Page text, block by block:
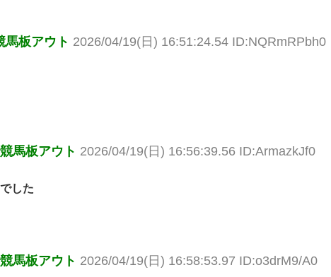
馬板アウト 2026/04/19(日) 16:51:24.54 ID:NQRmRPbh0
馬板アウト 2026/04/19(日) 16:56:39.56 ID:ArmazkJf0
した
馬板アウト 2026/04/19(日) 16:58:53.97 ID:o3drM9/A0